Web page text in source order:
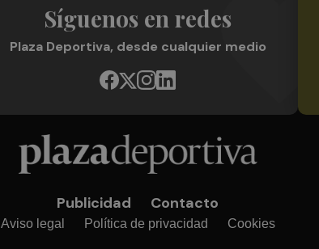
Síguenos en redes
Plaza Deportiva, desde cualquier medio
Publicidad Contacto
Aviso legal Política de privacidad Cookies